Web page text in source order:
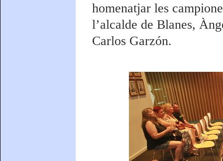
homenatjar les
l’alcalde de Blanes,
Carlos Garzón.